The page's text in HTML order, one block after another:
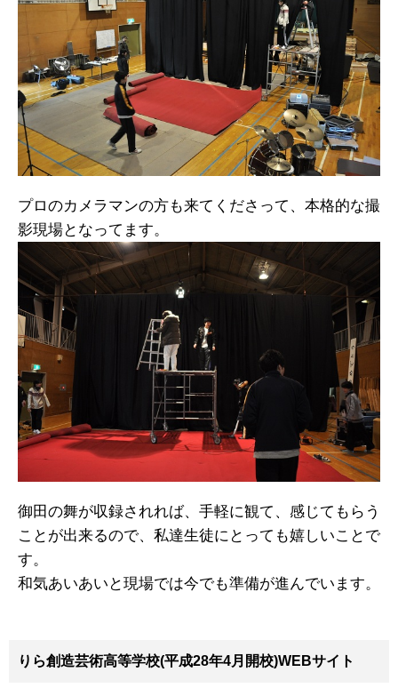
プロのカメラマンの方も来てくださって、本格的な撮
影現場となってます。
御田の舞が収録されれば、手軽に観て、感じてもらう
ことが出来るので、私達生徒にとっても嬉しいことで
す。
和気あいあいと現場では今でも準備が進んでいます。
りら創造芸術高等学校(平成28年4月開校)WEBサイト